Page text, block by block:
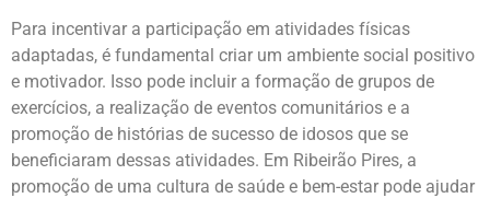
Para incentivar a participação em atividades físicas
adaptadas, é fundamental criar um ambiente social positivo
e motivador. Isso pode incluir a formação de grupos de
exercícios, a realização de eventos comunitários e a
promoção de histórias de sucesso de idosos que se
beneficiaram dessas atividades. Em Ribeirão Pires, a
promoção de uma cultura de saúde e bem-estar pode ajudar